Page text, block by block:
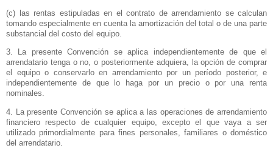
(c) las rentas estipuladas en el contrato de arrendamiento se calculan
tomando especialmente en cuenta la amortización del total o de una parte
substancial del costo del equipo.
3. La presente Convención se aplica independientemente de que el
arrendatario tenga o no, o posteriormente adquiera, la opción de comprar
el equipo o conservarlo en arrendamiento por un período posterior, e
independientemente de que lo haga por un precio o por una renta
nominales.
4. La presente Convención se aplica a las operaciones de arrendamiento
financiero respecto de cualquier equipo, excepto el que vaya a ser
utilizado primordialmente para fines personales, familiares o doméstico
del arrendatario.